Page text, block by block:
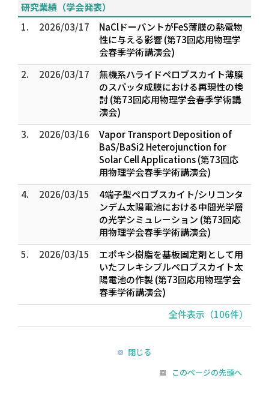
研究業績（学会発表）
1.
2026/03/17
NaClドーパントがFeS薄膜の熱電物
性に与える影響 (第73回応用物理学
会春季学術講演会)
2.
2026/03/17
無機系ハライドペロブスカイト薄膜
のスパッタ成膜における再現性の検
討 (第73回応用物理学会春季学術講
演会)
3.
2026/03/16
Vapor Transport Deposition of
BaS/BaSi2 Heterojunction for
Solar Cell Applications (第73回応
用物理学会春季学術講演会)
4.
2026/03/15
4端子型ペロブスカイト/シリコンタ
ンデム太陽電池における中間光学層
の光学シミュレーション (第73回応
用物理学会春季学術講演会)
5.
2026/03/15
エポキシ樹脂を基板固定剤として用
いたフレキシブルペロブスカイト太
陽電池の作製 (第73回応用物理学会
春季学術講演会)
全件表示（106件）
閉じる
このページの先頭へ